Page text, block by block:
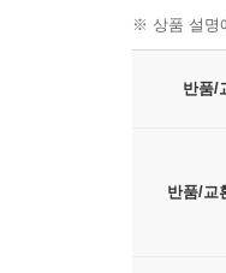
※ 상품 설명
반품/
반품/교